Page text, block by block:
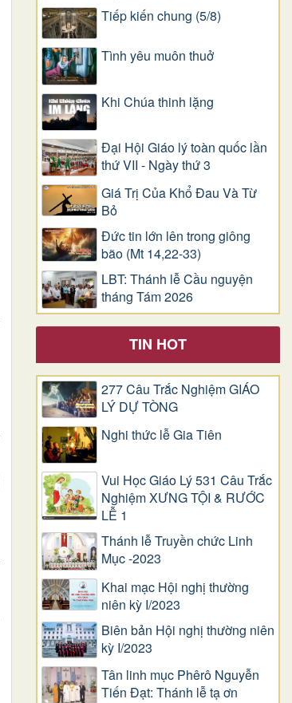
Tiếp kiến chung (5/8)
Tình yêu muôn thuở
Khi Chúa thinh lặng
Đại Hội Giáo lý toàn quốc lần
thứ VII - Ngày thứ 3
Giá Trị Của Khổ Ðau Và Từ
Bỏ
Đức tin lớn lên trong giông
bão (Mt 14,22-33)
LBT: Thánh lễ Cầu nguyện
tháng Tám 2026
TIN HOT
277 Câu Trắc Nghiệm GIÁO
LÝ DỰ TÒNG
Nghi thức lễ Gia Tiên
Vui Học Giáo Lý 531 Câu Trắc
Nghiệm XƯNG TỘI & RƯỚC
LỄ 1
Thánh lễ Truyền chức Linh
Mục -2023
Khai mạc Hội nghị thường
niên kỳ I/2023
Biên bản Hội nghị thường niên
kỳ I/2023
Tân linh mục Phêrô Nguyễn
Tiến Đạt: Thánh lễ tạ ơn